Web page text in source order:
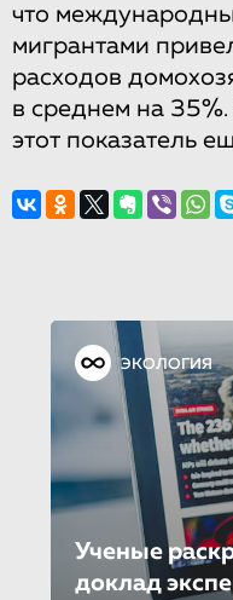
что
мигрантами
расходов
в среднем на
этот показатель
ЭКОЛОГИЯ
Ученые
доклад